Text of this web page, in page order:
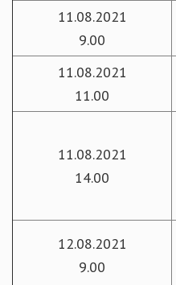
11.08.2021
9.00
11.08.2021
11.00
11.08.2021
14.00
12.08.2021
9.00